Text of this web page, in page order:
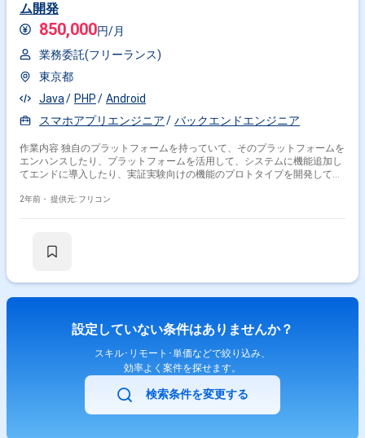
ム開発
850,000円/月
業務委託(フリーランス)
東京都
Java
PHP
Android
スマホアプリエンジニア
バックエンドエンジニア
作業内容 独自のプラットフォームを持っていて、そのプラットフォームを
エンハンスしたり、プラットフォームを活用して、システムに機能追加し
てエンドに導入したり、実証実験向けの機能のプロトタイプを開発して、
2年前・ 提供元: フリコン
設定していない条件はありませんか？
スキル･リモート･単価などで絞り込み、
効率よく案件を探せます。
検索条件を変更する